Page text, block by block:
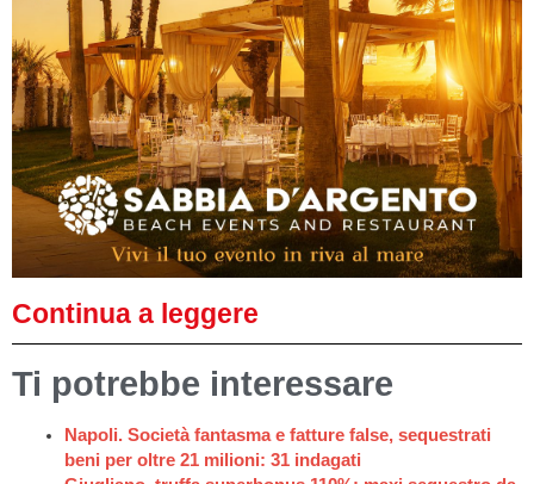
Continua a leggere
Ti potrebbe interessare
Napoli. Società fantasma e fatture false, sequestrati
beni per oltre 21 milioni: 31 indagati